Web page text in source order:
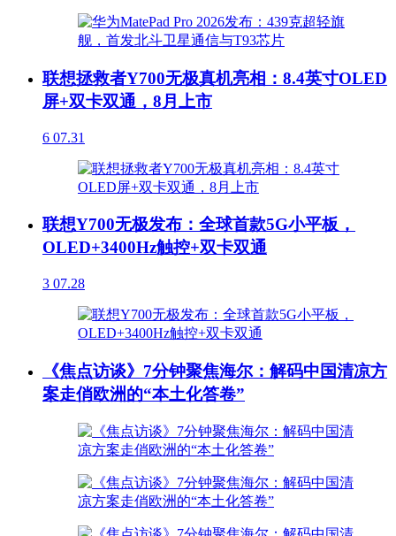
联想拯救者Y700无极真机亮相：8.4英寸OLED
屏+双卡双通，8月上市
6 07.31
联想Y700无极发布：全球首款5G小平板，
OLED+3400Hz触控+双卡双通
3 07.28
《焦点访谈》7分钟聚焦海尔：解码中国清凉方
案走俏欧洲的“本土化答卷”